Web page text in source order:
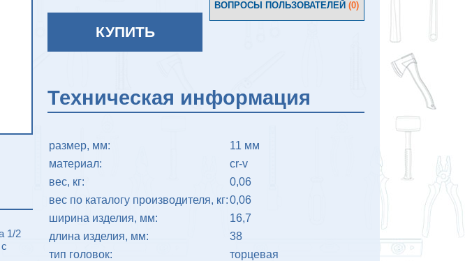
1/2
КУПИТЬ
ВОПРОСЫ ПОЛЬЗОВАТЕЛЕЙ(0)
Техническая информация
размер, мм:
11 мм
материал:
cr-v
вес, кг:
0,06
вес по каталогу производителя, кг:0,06
ширина изделия, мм:
16,7
длина изделия, мм:
38
тип головок:
торцевая